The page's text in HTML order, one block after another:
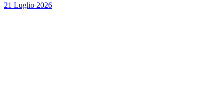
21 Luglio 2026